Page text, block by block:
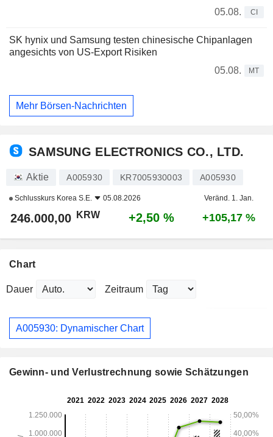
05.08.
CI
SK hynix und Samsung testen chinesische Chipanlagen
angesichts von US-Export Risiken
05.08.
MT
Mehr Börsen-Nachrichten
SAMSUNG ELECTRONICS CO., LTD.
Aktie A005930 KR7005930003 A005930
Schlusskurs Korea S.E. 05.08.2026 Veränd. 1. Jan.
246.000,00 KRW +2,50 % +105,17 %
Chart
Dauer Zeitraum
A005930: Dynamischer Chart
Gewinn- und Verlustrechnung sowie Schätzungen